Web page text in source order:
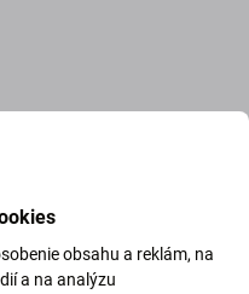
zariadenia
je v zariadení z
o kvalite, prečítajte si
podrobnejšie.
obsahu a reklám, na
a na analýzu